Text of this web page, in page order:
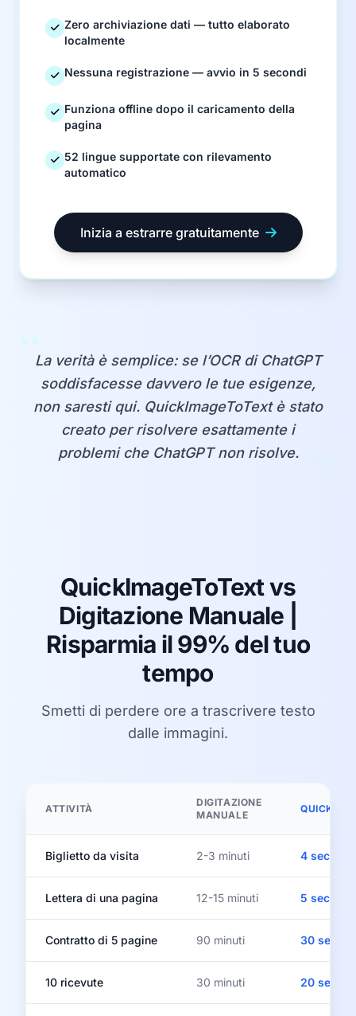
Zero archiviazione dati — tutto elaborato
localmente
Nessuna registrazione — avvio in 5 secondi
Funziona offline dopo il caricamento della
pagina
52 lingue supportate con rilevamento
automatico
Inizia a estrarre gratuitamente
“
La verità è semplice: se l’OCR di ChatGPT
soddisfacesse davvero le tue esigenze,
non saresti qui. QuickImageToText è stato
creato per risolvere esattamente i
problemi che ChatGPT non risolve.
QuickImageToText vs
Digitazione Manuale |
Risparmia il 99% del tuo
tempo
Smetti di perdere ore a trascrivere testo
dalle immagini.
ATTIVITÀ
DIGITAZIONE
MANUALE
Biglietto da visita 2-3 minuti 4 secondi
Lettera di una pagina 12-15 minuti 5 secondi
Contratto di 5 pagine 90 minuti 30
10 ricevute 30 minuti 20